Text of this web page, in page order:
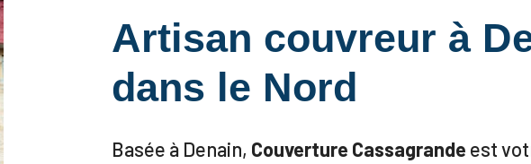
Artisan couvreur à
dans le Nord
Basée à Denain, Couverture Cassagrande est